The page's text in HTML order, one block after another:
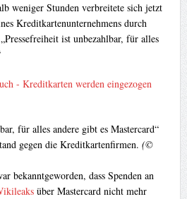
weniger Stunden verbreitete sich jetzt
Kreditkartenunternehmens durch
ist unbezahlbar, für alles
für alles andere gibt es Mastercard“
gegen die Kreditkartenfirmen. (©
bekanntgeworden, dass Spenden an
über Mastercard nicht mehr